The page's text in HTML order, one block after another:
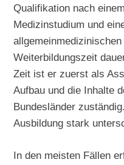
Qualifikation nach
Medizinstudium und
Weiterbildungszeit
Zeit ist er zuerst als
Aufbau und die Inhalte
Bundesländer
Ausbildung stark
In den meisten Fällen